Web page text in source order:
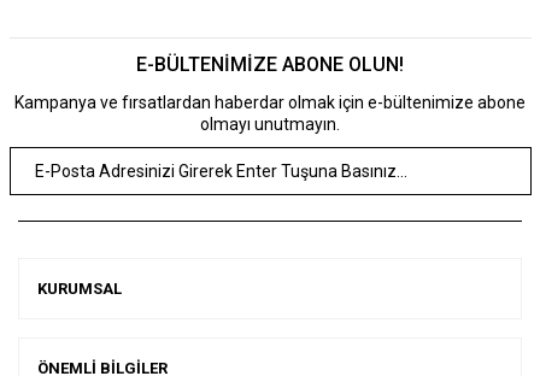
E-BÜLTENİMİZE ABONE OLUN!
Kampanya ve fırsatlardan haberdar olmak için e-bültenimize abone
olmayı unutmayın.
KURUMSAL
ÖNEMLİ BİLGİLER